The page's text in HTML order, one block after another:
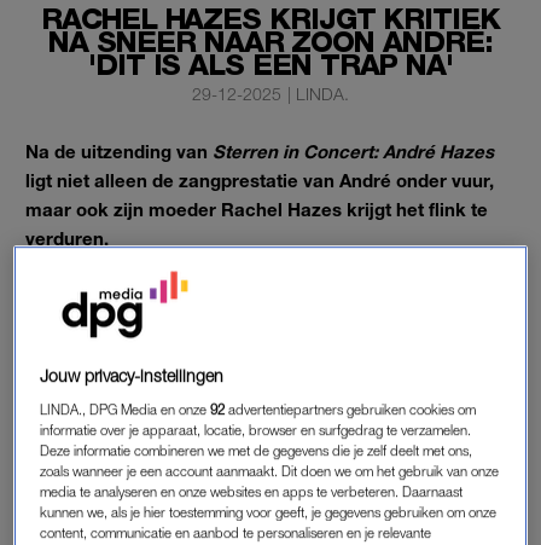
RACHEL HAZES KRIJGT KRITIEK
NA SNEER NAAR ZOON ANDRÉ:
'DIT IS ALS EEN TRAP NA'
29-12-2025 | LINDA.
Na de uitzending van Sterren in Concert: André Hazes
ligt niet alleen de zangprestatie van André onder vuur,
maar ook zijn moeder Rachel Hazes krijgt het flink te
verduren.
Ze haalde op Instagram uit naar zijn optreden.
KRITIEK NA TV-UITZENDING
De registratie van Andrés theatertour werd de afgelopen
dagen uitgezonden op televisie. Opvallend detail: de
persoonlijke verhalen die André tijdens de shows vertelde,
waaronder zijn openhartige uithaal richting zijn moeder, waren
volledig uit de uitzending geknipt.
Jouw privacy-instellingen
LINDA., DPG Media en onze92 advertentiepartners gebruiken cookies om
informatie over je apparaat, locatie, browser en surfgedrag te verzamelen.
Deze informatie combineren we met de gegevens die je zelf deelt met ons,
zoals wanneer je een account aanmaakt. Dit doen we om het gebruik van onze
media te analyseren en onze websites en apps te verbeteren. Daarnaast
kunnen we, als je hier toestemming voor geeft, je gegevens gebruiken om onze
content, communicatie en aanbod te personaliseren en je relevante